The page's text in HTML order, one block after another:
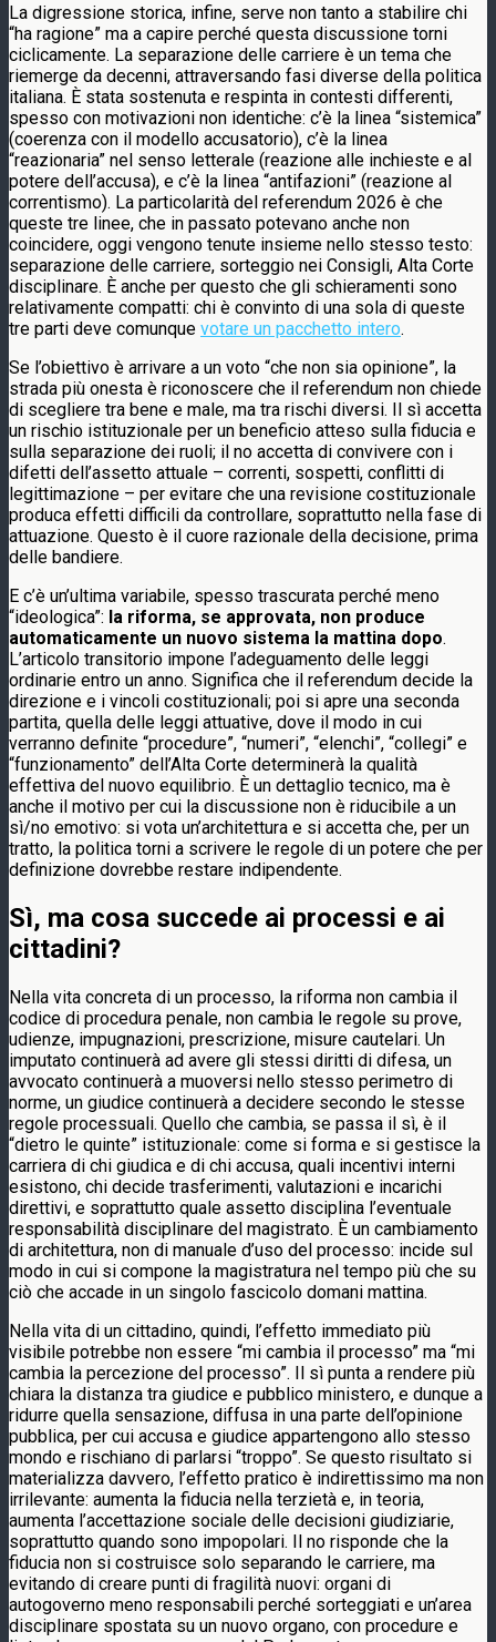
La digressione storica, infine, serve non tanto a stabilire chi
“ha ragione” ma a capire perché questa discussione torni
ciclicamente. La separazione delle carriere è un tema che
riemerge da decenni, attraversando fasi diverse della politica
italiana. È stata sostenuta e respinta in contesti differenti,
spesso con motivazioni non identiche: c’è la linea “sistemica”
(coerenza con il modello accusatorio), c’è la linea
“reazionaria” nel senso letterale (reazione alle inchieste e al
potere dell’accusa), e c’è la linea “antifazioni” (reazione al
correntismo). La particolarità del referendum 2026 è che
queste tre linee, che in passato potevano anche non
coincidere, oggi vengono tenute insieme nello stesso testo:
separazione delle carriere, sorteggio nei Consigli, Alta Corte
disciplinare. È anche per questo che gli schieramenti sono
relativamente compatti: chi è convinto di una sola di queste
tre parti deve comunque votare un pacchetto intero.
Se l’obiettivo è arrivare a un voto “che non sia opinione”, la
strada più onesta è riconoscere che il referendum non chiede
di scegliere tra bene e male, ma tra rischi diversi. Il sì accetta
un rischio istituzionale per un beneficio atteso sulla fiducia e
sulla separazione dei ruoli; il no accetta di convivere con i
difetti dell’assetto attuale – correnti, sospetti, conflitti di
legittimazione – per evitare che una revisione costituzionale
produca effetti difficili da controllare, soprattutto nella fase di
attuazione. Questo è il cuore razionale della decisione, prima
delle bandiere.
E c’è un’ultima variabile, spesso trascurata perché meno
“ideologica”: la riforma, se approvata, non produce
automaticamente un nuovo sistema la mattina dopo.
L’articolo transitorio impone l’adeguamento delle leggi
ordinarie entro un anno. Significa che il referendum decide la
direzione e i vincoli costituzionali; poi si apre una seconda
partita, quella delle leggi attuative, dove il modo in cui
verranno definite “procedure”, “numeri”, “elenchi”, “collegi” e
“funzionamento” dell’Alta Corte determinerà la qualità
effettiva del nuovo equilibrio. È un dettaglio tecnico, ma è
anche il motivo per cui la discussione non è riducibile a un
sì/no emotivo: si vota un’architettura e si accetta che, per un
tratto, la politica torni a scrivere le regole di un potere che per
definizione dovrebbe restare indipendente.
Sì, ma cosa succede ai processi e ai
cittadini?
Nella vita concreta di un processo, la riforma non cambia il
codice di procedura penale, non cambia le regole su prove,
udienze, impugnazioni, prescrizione, misure cautelari. Un
imputato continuerà ad avere gli stessi diritti di difesa, un
avvocato continuerà a muoversi nello stesso perimetro di
norme, un giudice continuerà a decidere secondo le stesse
regole processuali. Quello che cambia, se passa il sì, è il
“dietro le quinte” istituzionale: come si forma e si gestisce la
carriera di chi giudica e di chi accusa, quali incentivi interni
esistono, chi decide trasferimenti, valutazioni e incarichi
direttivi, e soprattutto quale assetto disciplina l’eventuale
responsabilità disciplinare del magistrato. È un cambiamento
di architettura, non di manuale d’uso del processo: incide sul
modo in cui si compone la magistratura nel tempo più che su
ciò che accade in un singolo fascicolo domani mattina.
Nella vita di un cittadino, quindi, l’effetto immediato più
visibile potrebbe non essere “mi cambia il processo” ma “mi
cambia la percezione del processo”. Il sì punta a rendere più
chiara la distanza tra giudice e pubblico ministero, e dunque a
ridurre quella sensazione, diffusa in una parte dell’opinione
pubblica, per cui accusa e giudice appartengono allo stesso
mondo e rischiano di parlarsi “troppo”. Se questo risultato si
materializza davvero, l’effetto pratico è indirettissimo ma non
irrilevante: aumenta la fiducia nella terzietà e, in teoria,
aumenta l’accettazione sociale delle decisioni giudiziarie,
soprattutto quando sono impopolari. Il no risponde che la
fiducia non si costruisce solo separando le carriere, ma
evitando di creare punti di fragilità nuovi: organi di
autogoverno meno responsabili perché sorteggiati e un’area
disciplinare spostata su un nuovo organo, con procedure e